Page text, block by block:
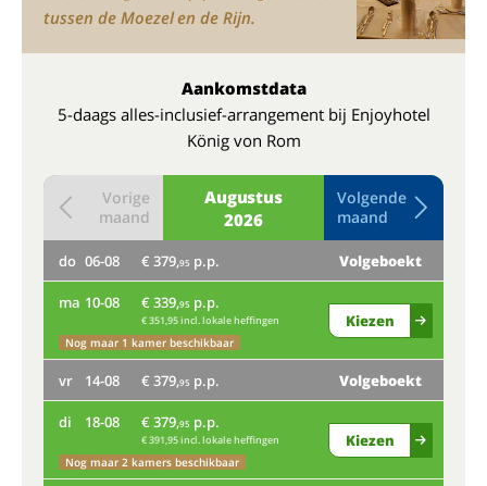
tussen de Moezel en de Rijn.
Aankomstdata
5-daags alles-inclusief-arrangement bij Enjoyhotel
König von Rom
Augustus
2026
Vorige
maand
Volgende
maand
do 06-08 € 379,95 p.p. Volgeboekt
ma 10-08 € 339,95 p.p.
€ 351,95 incl. lokale heffingen
Nog maar 1 kamer beschikbaar
Kiezen
vr 14-08 € 379,95 p.p. Volgeboekt
di 18-08 € 379,95 p.p.
€ 391,95 incl. lokale heffingen
Nog maar 2 kamers beschikbaar
Kiezen